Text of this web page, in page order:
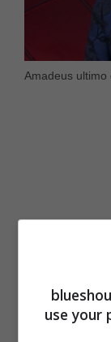
Amadeus ultimo
use your